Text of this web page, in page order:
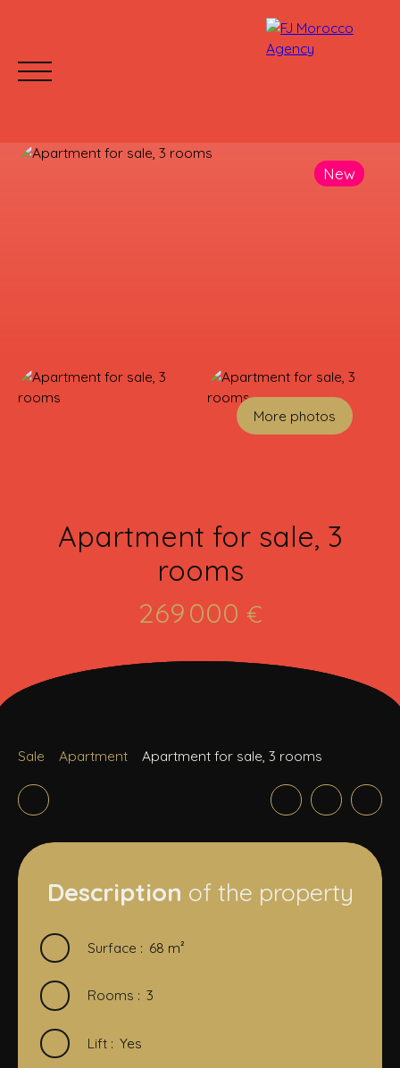
WHY CHOOSE US?
New
More photos
Apartment for sale, 3
rooms
269 000 €
Sale Apartment Apartment for sale, 3 rooms
Description of the property
Surface : 68 m²
Rooms : 3
Lift : Yes